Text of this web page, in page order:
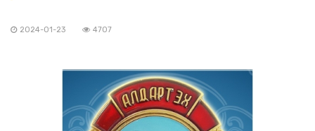
2024-01-23 4707